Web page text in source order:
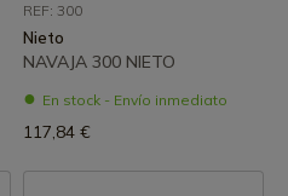
REF: 300
Nieto
NAVAJA 300 NIETO
En stock - Envío inmediato
117,84 €